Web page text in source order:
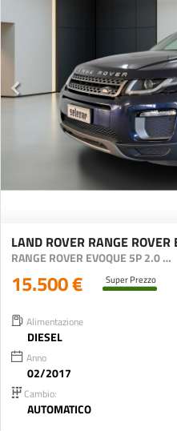
LAND ROVER RANGE
RANGE ROVER EVOQUE 5P 2.0 TD4 HSE DYNAMIC 150CV AUTO
15.500 € Super Prezzo
Alimentazione
DIESEL
Anno
02/2017
Cambio:
AUTOMATICO